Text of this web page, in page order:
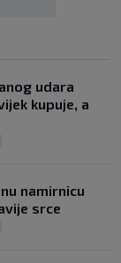
udara
kupuje, a
namirnicu
srce